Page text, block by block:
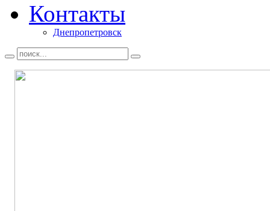
Контакты
Днепропетровск